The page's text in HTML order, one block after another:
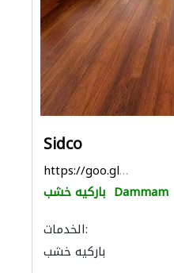
Sidco
https://goo.gl/maps/mMAaFypuq2HBeo969
باركيه خشب Dammam
الخدمات:
باركيه خشب